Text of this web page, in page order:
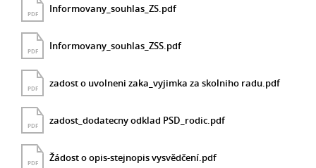
PDF Informovany_souhlas_ZS.pdf
PDF Informovany_souhlas_ZSS.pdf
PDF zadost o uvolneni zaka_vyjimka za skolniho radu.pdf
PDF zadost_dodatecny odklad PSD_rodic.pdf
PDF Žádost o opis-stejnopis vysvědčení.pdf